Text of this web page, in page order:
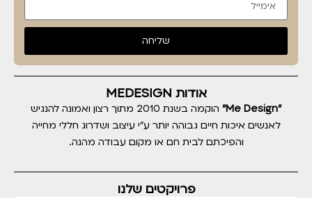
שליחה
אודות MEDESIGN
"Me Design"
הוקמה בשנת 2010 מתוך רצון ואמונה להנגיש
לאנשים איכות חיים גבוהה יותר ע"י עיצוב ושדרוג חללי מחייה
והפיכתם לבית חם או מקום עבודה מהנה.
פרויקטים שלנו